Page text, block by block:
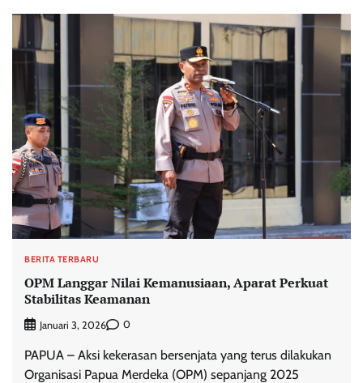
BERITA TERBARU
OPM Langgar Nilai Kemanusiaan, Aparat Perkuat
Stabilitas Keamanan
Januari 3, 2026 0
PAPUA – Aksi kekerasan bersenjata yang terus dilakukan
Organisasi Papua Merdeka (OPM) sepanjang 2025